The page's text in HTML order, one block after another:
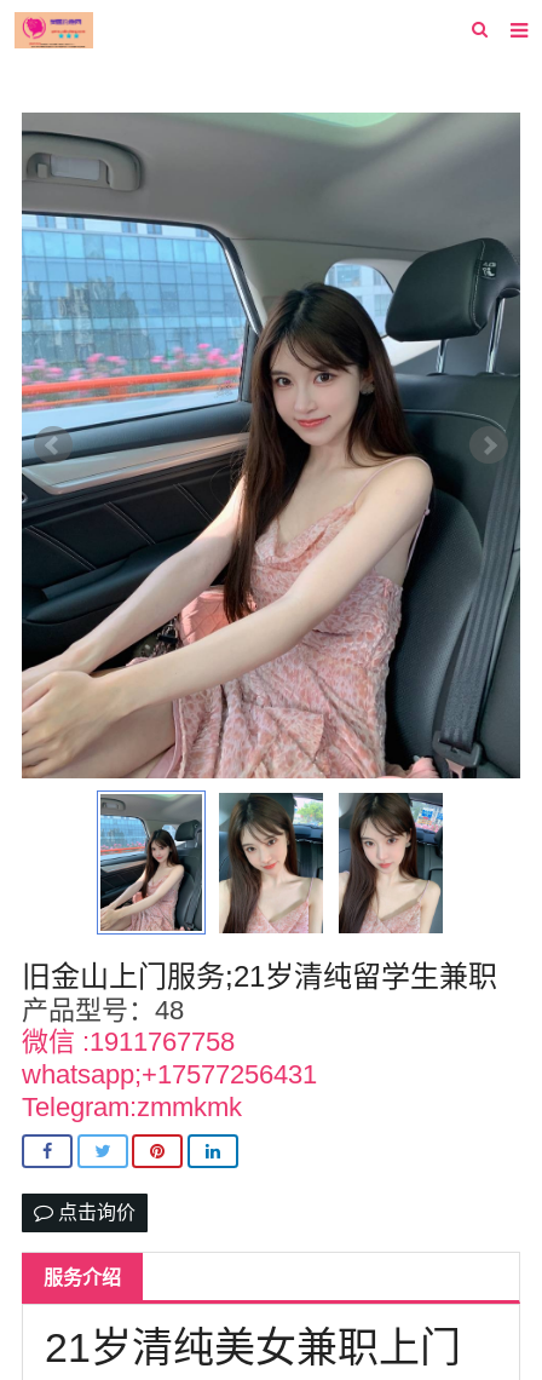
纽约
洛杉矶
波士顿
芝加哥
费城
旧金山
西雅图
新泽西
休斯顿
华盛顿
圣荷西
San Diego
波特兰
拉斯维加斯
得克萨斯
乔治亚州
北卡罗来纳州
马里兰州
宾夕法尼亚州
康涅狄格州
马萨诸塞州
俄亥俄州
旧金山上门服务;21岁清纯留学生兼职
产品型号：48
微信 :1911767758
whatsapp;+17577256431
Telegram:zmmkmk
点击询价
服务介绍
21岁清纯美女兼职上门